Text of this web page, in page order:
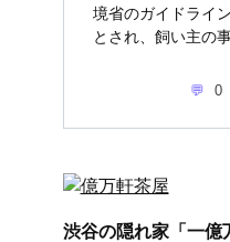
境省のガイドライ
とされ、飼い主の
0
渋谷の隠れ家「一億